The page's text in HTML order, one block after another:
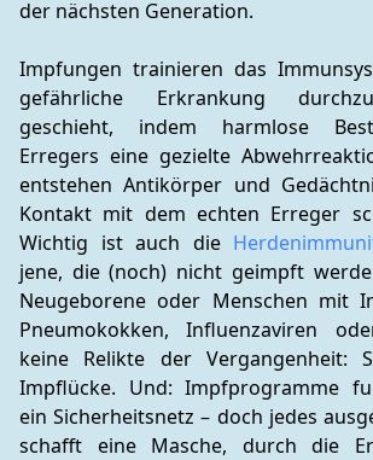
der nächsten Generation.
Impfungen trainieren das
gefährliche Erkrankung
geschieht, indem harmlose
Erregers eine gezielte
entstehen Antikörper und
Kontakt mit dem echten Erreger
Wichtig ist auch die
jene, die (noch) nicht geimpft
Neugeborene oder Menschen mit
Pneumokokken, Influenzaviren
keine Relikte der Vergangenheit:
Impflücke. Und: Impfprogramme
ein Sicherheitsnetz – doch jedes
schafft eine Masche, durch die